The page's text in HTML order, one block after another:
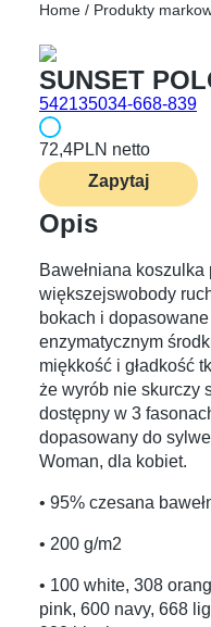
Home / Produkty
SUNSET
542135034-668-839
72,4PLN netto
Zapytaj
Opis
Bawełniana
większejswobody
bokach i
enzymatycznym
miękkość i gładkość
że wyrób nie skurczy
dostępny w 3
dopasowany do
Woman, dla kobiet.
• 95% czesana
• 200 g/m2
• 100 white, 308
pink, 600 navy, 668